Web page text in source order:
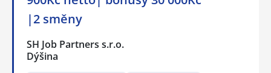
|2 směny
SH Job Partners s.r.o.
Dýšina